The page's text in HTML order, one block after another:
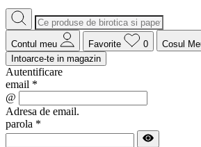
Contul meu Favorite 0 Cosul
Intoarce-te in magazin
Autentificare
email *
@
Adresa de email.
parola *